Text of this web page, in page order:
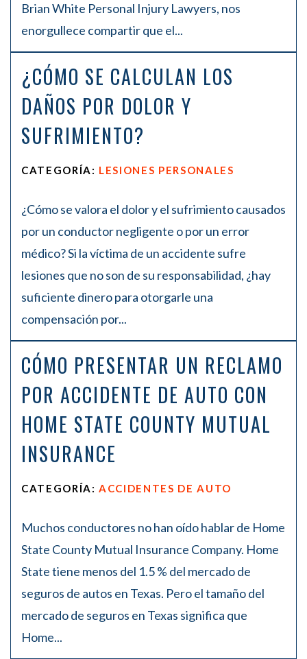
Brian White Personal Injury Lawyers, nos
enorgullece compartir que el...
¿CÓMO SE CALCULAN LOS
DAÑOS POR DOLOR Y
SUFRIMIENTO?
CATEGORÍA: LESIONES PERSONALES
¿Cómo se valora el dolor y el sufrimiento causados
por un conductor negligente o por un error
médico? Si la víctima de un accidente sufre
lesiones que no son de su responsabilidad, ¿hay
suficiente dinero para otorgarle una
compensación por...
CÓMO PRESENTAR UN RECLAMO
POR ACCIDENTE DE AUTO CON
HOME STATE COUNTY MUTUAL
INSURANCE
CATEGORÍA:ACCIDENTES DE AUTO
Muchos conductores no han oído hablar de Home
State County Mutual Insurance Company. Home
State tiene menos del 1.5 % del mercado de
seguros de autos en Texas. Pero el tamaño del
mercado de seguros en Texas significa que
Home...